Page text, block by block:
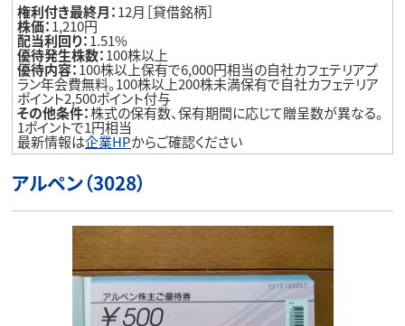
権利付き最終月：12月［貸借銘柄］
株価：1,210円
配当利回り：1.51%
優待発生株数：100株以上
優待内容：100株以上保有で6,000円相当の自社カフェテリアプ
ラン年会費無料。100株以上200株未満保有で自社カフェテリア
ポイント2,500ポイント付与
その他条件：株式の保有数、保有期間に応じて贈呈数が異なる。
1ポイントで1円相当
最新情報は企業HPからご確認ください
アルペン（3028）